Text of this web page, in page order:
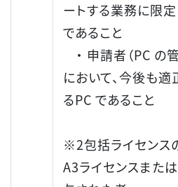
ートする業務に限
であること
・ 申請者（PC の
において、今後も
るPC であること
※2包括ライセンス
A3ライセンスまた